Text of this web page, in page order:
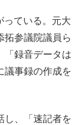
っている。元大
拓参議院議員ら
「録音データは
議事録の作成を
し、「速記者を